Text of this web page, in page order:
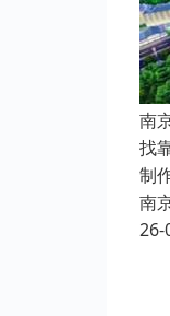
南
找
制
南
26-